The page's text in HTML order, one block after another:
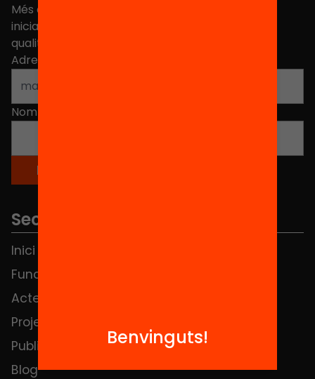
Més de 40.000 persones ja han triat Equitat. Rep
iniciatives, propostes i projectes per millorar la
qualitat de l'educació a Catalunya.
Adreça electrònica
Nom
Seccions
Inici
Fundació
Actes
Projectes
Publicacions i vídeos
Blog
Benvinguts!